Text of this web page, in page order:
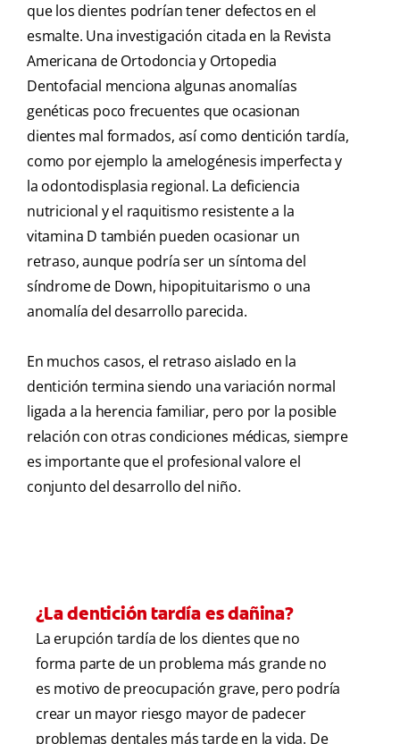
que los dientes podrían tener defectos en el
esmalte. Una investigación citada en la Revista
Americana de Ortodoncia y Ortopedia
Dentofacial menciona algunas anomalías
genéticas poco frecuentes que ocasionan
dientes mal formados, así como dentición tardía,
como por ejemplo la amelogénesis imperfecta y
la odontodisplasia regional. La deficiencia
nutricional y el raquitismo resistente a la
vitamina D también pueden ocasionar un
retraso, aunque podría ser un síntoma del
síndrome de Down, hipopituitarismo o una
anomalía del desarrollo parecida.
En muchos casos, el retraso aislado en la
dentición termina siendo una variación normal
ligada a la herencia familiar, pero por la posible
relación con otras condiciones médicas, siempre
es importante que el profesional valore el
conjunto del desarrollo del niño.
¿La dentición tardía es dañina?
La erupción tardía de los dientes que no
forma parte de un problema más grande no
es motivo de preocupación grave, pero podría
crear un mayor riesgo mayor de padecer
problemas dentales más tarde en la vida. De